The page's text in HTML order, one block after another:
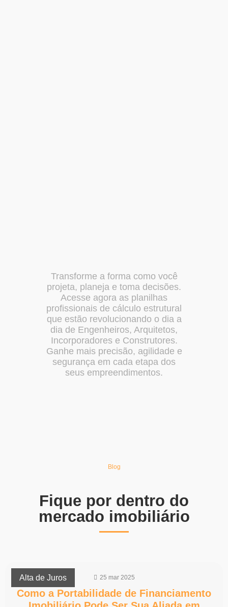
Transforme a forma como você
projeta, planeja e toma decisões.
Acesse agora as planilhas
profissionais de cálculo estrutural
que estão revolucionando o dia a
dia de Engenheiros, Arquitetos,
Incorporadores e Construtores.
Ganhe mais precisão, agilidade e
segurança em cada etapa dos
seus empreendimentos.
Blog
Fique por dentro do
mercado imobiliário
Alta de Juros 25 mar 2025
Como a Portabilidade de Financiamento